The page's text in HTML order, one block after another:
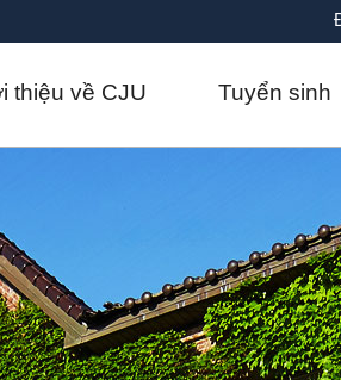
thiệu về CJU Tuyển sinh